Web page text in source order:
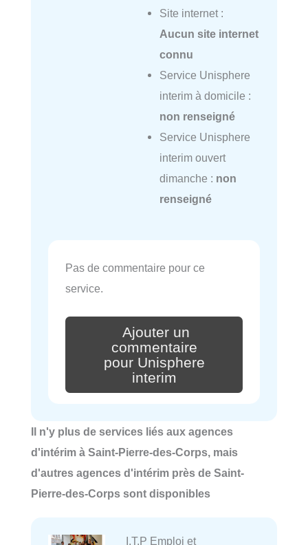
Site internet :
Aucun site internet
connu
Service Unisphere
interim à domicile :
non renseigné
Service Unisphere
interim ouvert
dimanche : non
renseigné
Pas de commentaire pour ce
service.
Ajouter un
commentaire
pour Unisphere
interim
Il n'y plus de services liés aux agences
d'intérim à Saint-Pierre-des-Corps, mais
d'autres agences d'intérim près de Saint-
Pierre-des-Corps sont disponibles
I.T.P Emploi et